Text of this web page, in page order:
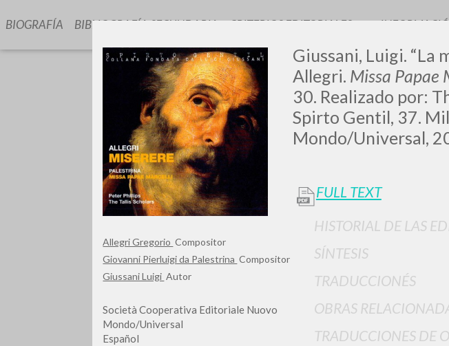
Allegri Gregorio Compositor
Giovanni Pierluigi da Palestrina Compositor
Giussani Luigi Autor
Società Cooperativa Editoriale Nuovo
Mondo/Universal
Español
Giussani, Luigi. “La
Allegri. Missa Papae
30. Realizado por:
Spirto Gentil, 37.
Mondo/Universal,
FULL TEXT
HISTORIAL DE LAS
SÍNTESIS
TRADUCCIONÉS
OBRAS
TRADUCCIONES DE
GIUSSANI
BIOGRAFÍA BIBLIOGRAFÍA SECUNDARIA CRITERIOS EDITORIALES